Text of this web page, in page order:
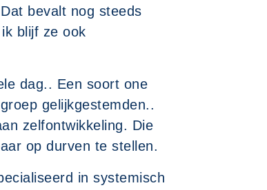
bevalt nog steeds
blijf ze ook
dag.. Een soort one
gelijkgestemden..
zelfontwikkeling. Die
op durven te stellen.
in systemisch